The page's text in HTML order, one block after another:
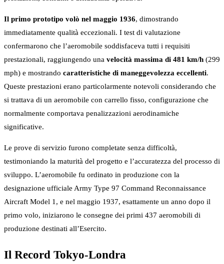
Il primo prototipo volò nel maggio 1936, dimostrando
immediatamente qualità eccezionali. I test di valutazione
confermarono che l’aeromobile soddisfaceva tutti i requisiti
prestazionali, raggiungendo una velocità massima di 481 km/h (299
mph) e mostrando caratteristiche di maneggevolezza eccellenti.
Queste prestazioni erano particolarmente notevoli considerando che
si trattava di un aeromobile con carrello fisso, configurazione che
normalmente comportava penalizzazioni aerodinamiche
significative.
Le prove di servizio furono completate senza difficoltà,
testimoniando la maturità del progetto e l’accuratezza del processo di
sviluppo. L’aeromobile fu ordinato in produzione con la
designazione ufficiale Army Type 97 Command Reconnaissance
Aircraft Model 1, e nel maggio 1937, esattamente un anno dopo il
primo volo, iniziarono le consegne dei primi 437 aeromobili di
produzione destinati all’Esercito.
Il Record Tokyo-Londra